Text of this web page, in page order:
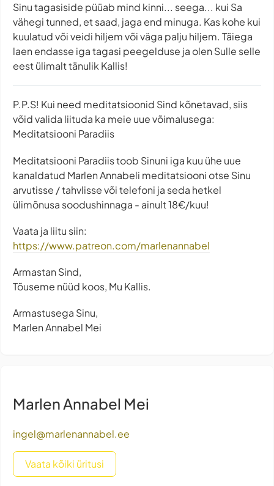
Sinu tagasiside püüab mind kinni... seega... kui Sa
vähegi tunned, et saad, jaga end minuga. Kas kohe kui
kuulatud või veidi hiljem või väga palju hiljem. Täiega
laen endasse iga tagasi peegelduse ja olen Sulle selle
eest ülimalt tänulik Kallis!
P.P.S! Kui need meditatsioonid Sind kõnetavad, siis
võid valida liituda ka meie uue võimalusega:
Meditatsiooni Paradiis
Meditatsiooni Paradiis toob Sinuni iga kuu ühe uue
kanaldatud Marlen Annabeli meditatsiooni otse Sinu
arvutisse / tahvlisse või telefoni ja seda hetkel
ülimõnusa soodushinnaga - ainult 18€/kuu!
Vaata ja liitu siin:
https://www.patreon.com/marlenannabel
Armastan Sind,
Tõuseme nüüd koos, Mu Kallis.
Armastusega Sinu,
Marlen Annabel Mei
Marlen Annabel Mei
ingel@marlenannabel.ee
Vaata kõiki üritusi